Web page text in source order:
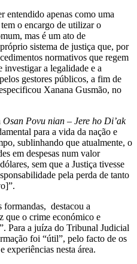
entendido apenas como uma
o encargo de utilizar o
mas é um ato de
sistema de justiça que, por
normativos que regem
investigar a legalidade e a
gestores públicos, a fim de
Xanana Gusmão, no
Osan Povu nian – Jere ho Di’ak
para a vida da nação e
sublinhando que atualmente, o
em despesas num valor
sem que a Justiça tivesse
pela perda de tanto
formandas, destacou a
que o crime económico e
Para a juíza do Tribunal Judicial
foi “útil”, pelo facto de os
experiências nesta área.